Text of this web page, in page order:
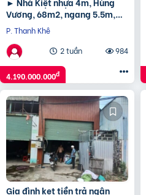
Vương, 68m2, ngang 5.5m,
2.5 tầng cứng đẹp, 3PN, sân
thượng chill, ở ngay,
P. Thanh Khê
2 tuần
984
4.190.000.000đ
Gia đình kẹt tiền trả ngân